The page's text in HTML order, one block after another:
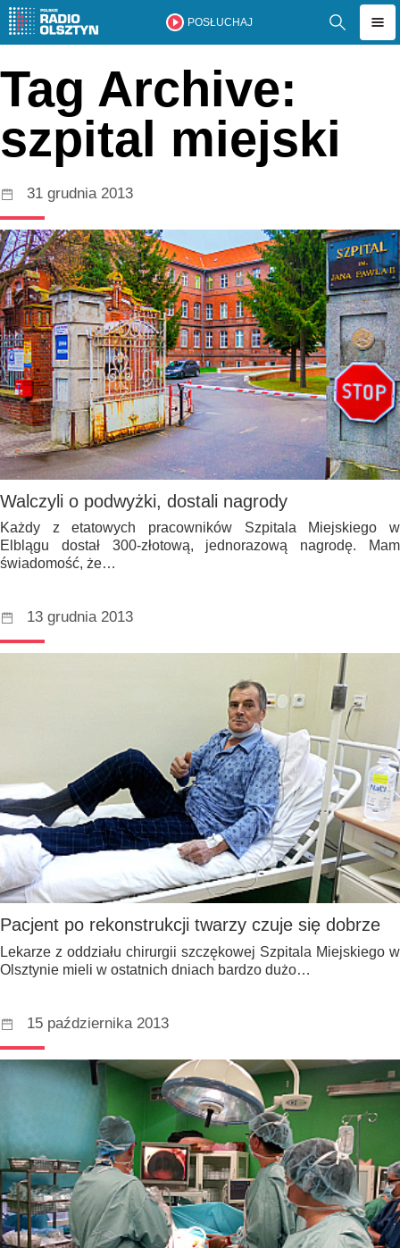
POSŁUCHAJ
Tag Archive:
szpital miejski
31 grudnia 2013
Walczyli o podwyżki, dostali nagrody
Każdy z etatowych pracowników Szpitala Miejskiego w
Elblągu dostał 300-złotową, jednorazową nagrodę. Mam
świadomość, że…
13 grudnia 2013
Pacjent po rekonstrukcji twarzy czuje się dobrze
Lekarze z oddziału chirurgii szczękowej Szpitala Miejskiego w
Olsztynie mieli w ostatnich dniach bardzo dużo…
15 października 2013